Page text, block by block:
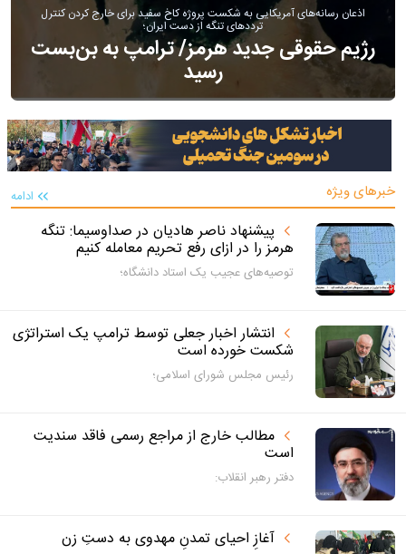
اذعان رسانه‌های آمریکایی به شکست پروژه کاخ سفید برای خارج کردن کنترل
تردد‌های تنگه از دست ایران؛
رژیم حقوقی جدید هرمز/ ترامپ به بن‌بست
رسید
خبرهای ویژه ادامه
پیشنهاد ناصر هادیان در صداوسیما: تنگه
هرمز را در ازای رفع تحریم معامله کنیم
توصیه‌های عجیب یک استاد دانشگاه؛
انتشار اخبار جعلی توسط ترامپ یک استراتژی
شکست خورده است
رئیس مجلس شورای اسلامی؛
مطالب خارج از مراجع رسمی فاقد سندیت
است
دفتر رهبر انقلاب:
آغازِ احیای تمدنِ مهدوی به دستِ زن